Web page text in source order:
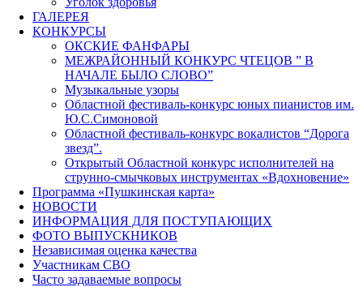
ГАЛЕРЕЯ
КОНКУРСЫ
ОКСКИЕ ФАНФАРЫ
МЕЖРАЙОННЫЙ КОНКУРС ЧТЕЦОВ ” В
НАЧАЛЕ БЫЛО СЛОВО”
Музыкальные узоры
Областной фестиваль-конкурс юных пианистов им.
Ю.С.Симоновой
Областной фестиваль-конкурс вокалистов “Дорога
звезд”.
Открытый Областной конкурс исполнителей на
струнно-смычковых инструментах «Вдохновение»
Программа «Пушкинская карта»
НОВОСТИ
ИНФОРМАЦИЯ ДЛЯ ПОСТУПАЮЩИХ
ФОТО ВЫПУСКНИКОВ
Независимая оценка качества
Участникам СВО
Часто задаваемые вопросы